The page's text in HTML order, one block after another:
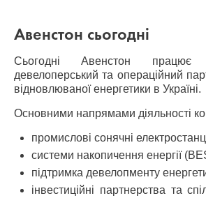
Авенстон сьогодні
Сьогодні Авенстон працює
девелоперський та операційний
відновлюваної енергетики в Україні.
Основними напрямами діяльності
промислові сонячні
системи накопичення енергії
підтримка девелопменту
інвестиційні партнерства та